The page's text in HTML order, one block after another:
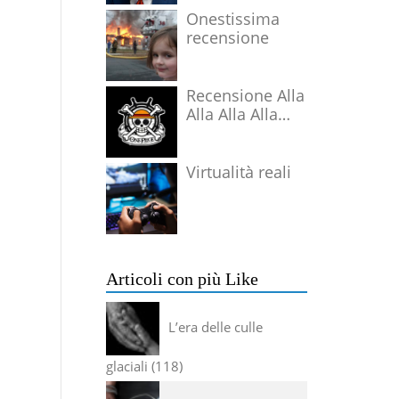
Onestissima
recensione
Recensione Alla
Alla Alla Alla
Virtualità reali
Articoli con più Like
L’era delle culle
glaciali 118